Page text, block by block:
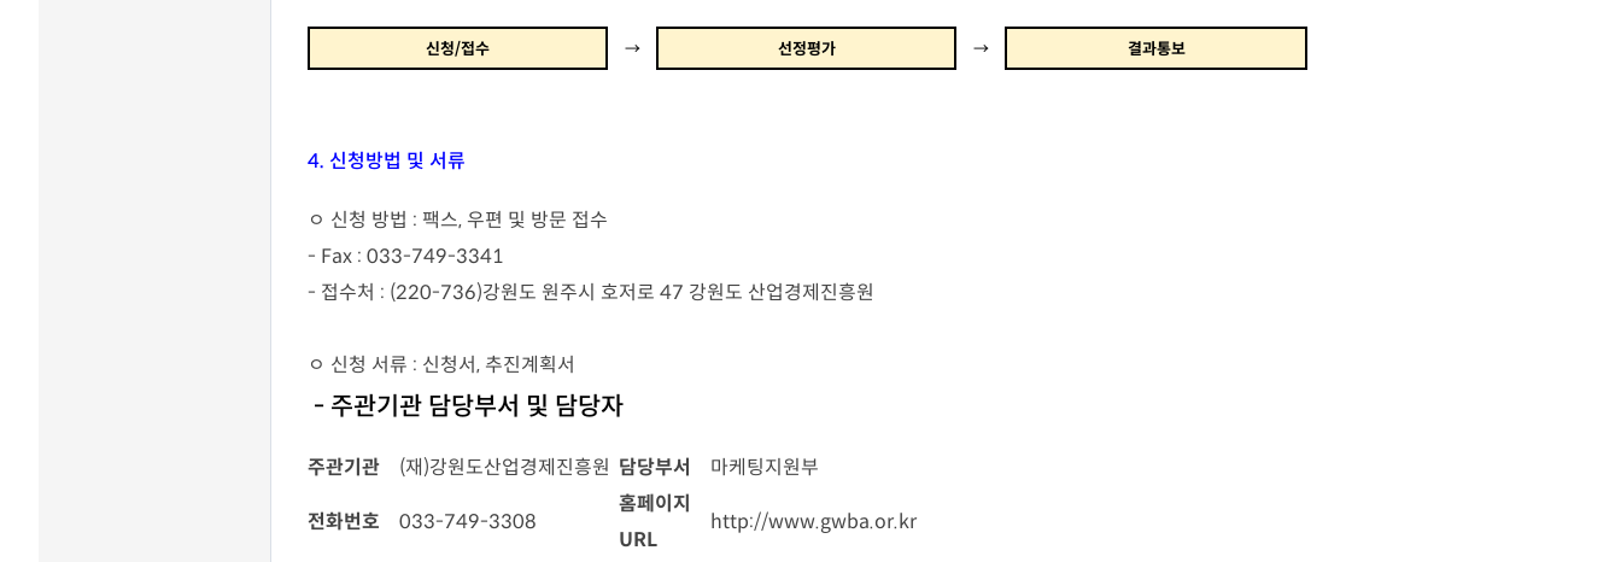
신청/접수 → 선정평가 → 결과통보
4. 신청방법 및 서류
ㅇ 신청 방법 : 팩스, 우편 및 방문 접수
- Fax : 033-749-3341
- 접수처 : (220-736)강원도 원주시 호저로 47 강원도 산업경제진흥원
ㅇ 신청 서류 : 신청서, 추진계획서
- 주관기관 담당부서 및 담당자
주관기관 (재)강원도산업경제진흥원 담당부서 마케팅지원부
전화번호 033-749-3308
홈페이지
URL
http://www.gwba.or.kr